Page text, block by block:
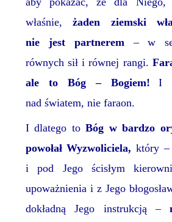
właśnie,
żaden ziemski
nie jest partnerem– w
równych sił i równej rangi.
ale to Bóg – Bogiem! I
nad światem, nie faraon.
I dlatego toBóg w bardzo
powołał Wyzwoliciela, który –
i pod Jego ścisłym
upoważnienia i z Jego
dokładnąJego instrukcją –